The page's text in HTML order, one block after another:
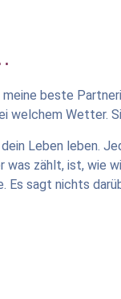
beste
welchem
Leben leben.
zählt, ist, wie
Es sagt nichts